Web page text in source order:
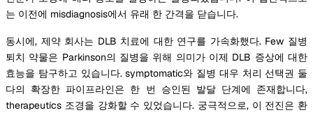
는 이전에 misdiagnosis에서 유래 한 간격을 닫습니다.
동시에, 제약 회사는 DLB 치료에 대한 연구를 가속화했다. Few 질병
퇴치 약물은 Parkinson의 질병을 위해 의미가 이제 DLB 증상에 대한
효능을 탐구하고 있습니다. symptomatic와 질병 대우 처리 선택권 둘
다의 확장한 파이프라인은 한 번 승인된 발달 단계에 존재합니다,
therapeutics 조경을 강화할 수 있었습니다. 궁극적으로, 이 전진은 환